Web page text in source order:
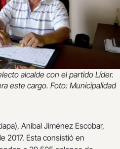
alcalde con el partido Líder.
este cargo. Foto: Municipalidad
Aníbal Jiménez Escobar,
2017. Esta consistió en